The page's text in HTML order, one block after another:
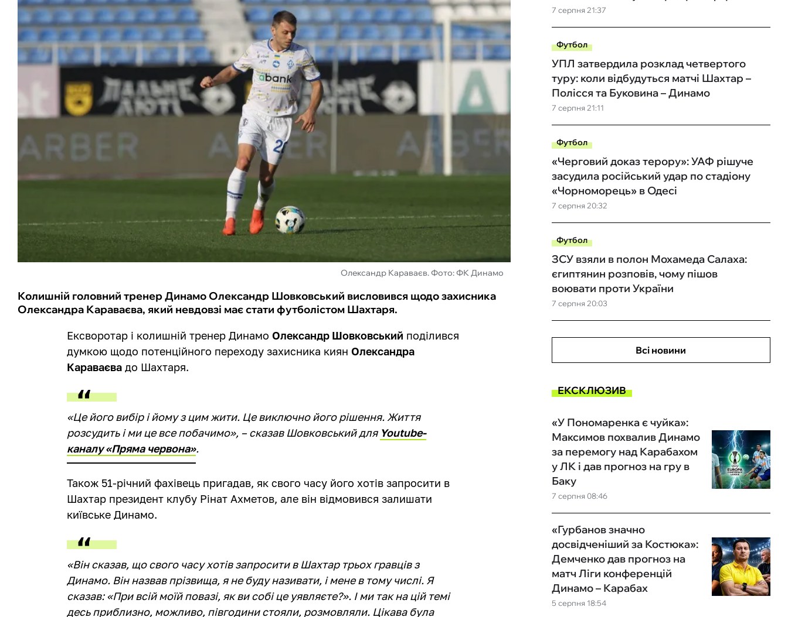
Олександр Караваєв. Фото: ФК Динамо
Колишній головний тренер Динамо Олександр Шовковський висловився щодо захисника
Олександра Караваєва, який невдовзі має стати футболістом Шахтаря.
Ексворотар і колишній тренер Динамо Олександр Шовковський поділився
думкою щодо потенційного переходу захисника киян Олександра
Караваєва до Шахтаря.
«Це його вибір і йому з цим жити. Це виключно його рішення. Життя
розсудить і ми це все побачимо», – сказав Шовковський для Youtube-
каналу «Пряма червона».
Також 51-річний фахівець пригадав, як свого часу його хотів запросити в
Шахтар президент клубу Рінат Ахметов, але він відмовився залишати
київське Динамо.
«Він сказав, що свого часу хотів запросити в Шахтар трьох гравців з
Динамо. Він назвав прізвища, я не буду називати, і мене в тому числі. Я
сказав: «При всій моїй повазі, як ви собі це уявляєте?». І ми так на цій темі
десь приблизно, можливо, півгодини стояли, розмовляли. Цікава була
7 серпня 21:37
Футбол
7 серпня 21:11
УПЛ затвердила розклад четвертого
туру: коли відбудуться матчі Шахтар –
Полісся та Буковина – Динамо
Футбол
7 серпня 20:32
«Черговий доказ терору»: УАФ рішуче
засудила російський удар по стадіону
«Чорноморець» в Одесі
Футбол
7 серпня 20:03
ЗСУ взяли в полон Мохамеда Салаха:
єгиптянин розповів, чому пішов
воювати проти України
Всі новини
ЕКСКЛЮЗИВ
7 серпня 08:46
«У Пономаренка є чуйка»:
Максимов похвалив Динамо
за перемогу над Карабахом
у ЛК і дав прогноз на гру в
Баку
5 серпня 18:54
«Гурбанов значно
досвідченіший за Костюка»:
Демченко дав прогноз на
матч Ліги конференцій
Динамо – Карабах